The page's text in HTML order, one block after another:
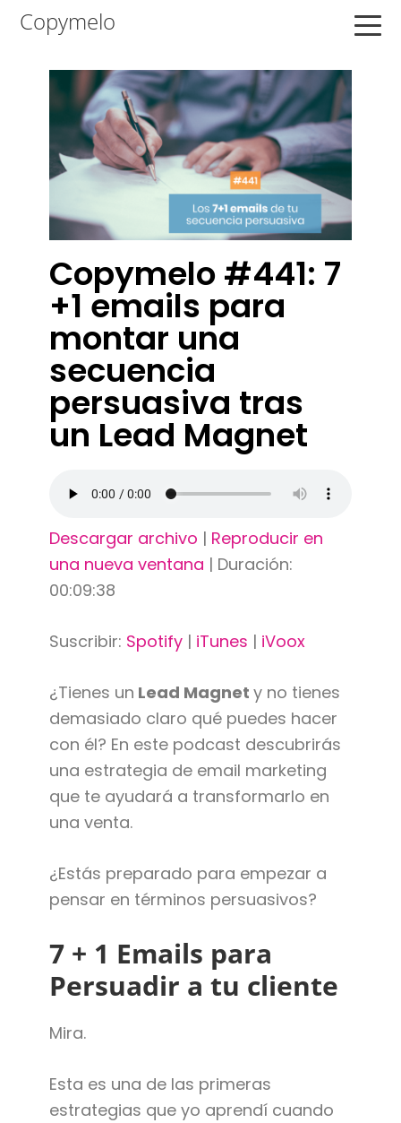
Saltar
navegación
Saltar
contenido
principal
Saltar
Copymelo
Copymelo #441: 7
+1 emails para
montar una
secuencia
persuasiva tras
un Lead Magnet
Descargar archivo | Reproducir en
una nueva ventana | Duración:
00:09:38
Suscribir: Spotify| iTunes | iVoox
¿Tienes un Lead Magnet y no tienes
demasiado claro qué puedes hacer
con él? En este podcast descubrirás
una estrategia de email marketing
que te ayudará a transformarlo en
una venta.
¿Estás preparado para empezar a
pensar en términos persuasivos?
7 + 1 Emails para
Persuadir a tu cliente
Mira.
Esta es una de las primeras
estrategias que yo aprendí cuando